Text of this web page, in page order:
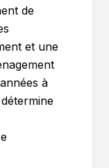
de
et une
à